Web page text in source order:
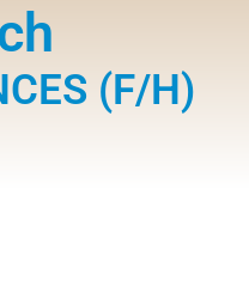
(F/H)